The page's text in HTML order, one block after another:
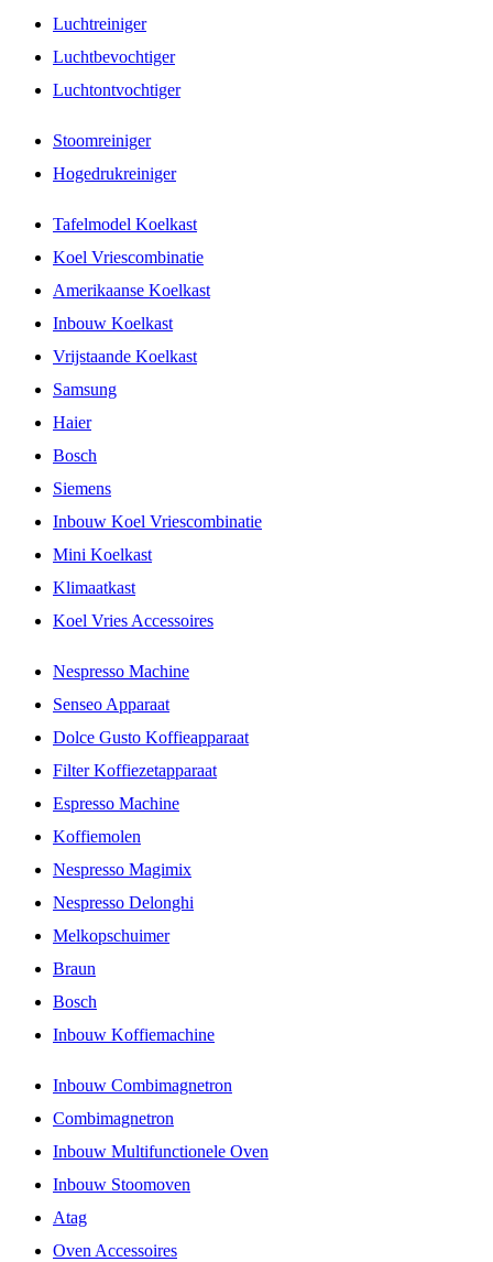
Luchtreiniger
Luchtbevochtiger
Luchtontvochtiger
Stoomreiniger
Hogedrukreiniger
Tafelmodel Koelkast
Koel Vriescombinatie
Amerikaanse Koelkast
Inbouw Koelkast
Vrijstaande Koelkast
Samsung
Haier
Bosch
Siemens
Inbouw Koel Vriescombinatie
Mini Koelkast
Klimaatkast
Koel Vries Accessoires
Nespresso Machine
Senseo Apparaat
Dolce Gusto Koffieapparaat
Filter Koffiezetapparaat
Espresso Machine
Koffiemolen
Nespresso Magimix
Nespresso Delonghi
Melkopschuimer
Braun
Bosch
Inbouw Koffiemachine
Inbouw Combimagnetron
Combimagnetron
Inbouw Multifunctionele Oven
Inbouw Stoomoven
Atag
Oven Accessoires